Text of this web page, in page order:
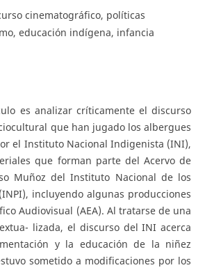
cinematográfico, políticas
educación indígena, infancia
es analizar críticamente el discurso
que han jugado los albergues
el Instituto Nacional Indigenista (INI),
que forman parte del Acervo de
Muñoz del Instituto Nacional de los
incluyendo algunas producciones
Audiovisual (AEA). Al tratarse de una
lizada, el discurso del INI acerca
y la educación de la niñez
sometido a modificaciones por los